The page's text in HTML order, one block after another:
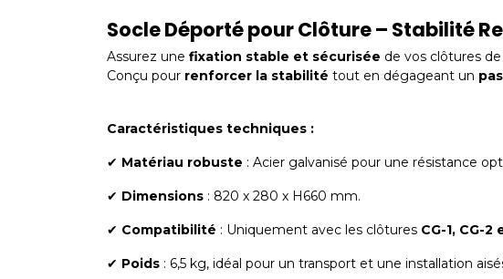
Socle Déporté pour Clôture – Stabilité
Assurez une fixation stable et sécurisée de vos clôtures
Conçu pour renforcer la stabilité tout en dégageant un
Caractéristiques techniques :
✔ Matériau robuste : Acier galvanisé pour une résistance
✔ Dimensions : 820 x 280 x H660 mm.
✔ Compatibilité : Uniquement avec les clôtures CG-1, CG-2
✔ Poids : 6,5 kg, idéal pour un transport et une installation